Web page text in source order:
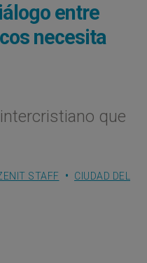
entre
necesita
que
STAFF
CIUDAD DEL